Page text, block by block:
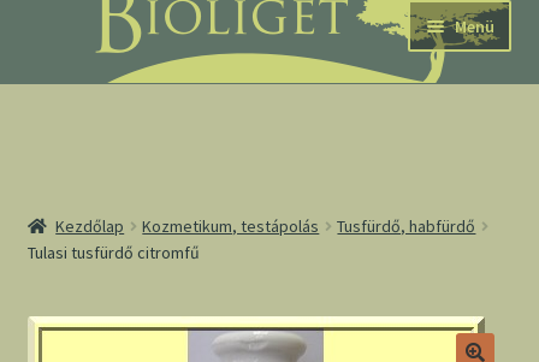
navigációhoz
tartalomba
Menü
Kezdőlap Kozmetikum, testápolás
Tusfürdő, habfürdő
Tulasi tusfürdő citromfű